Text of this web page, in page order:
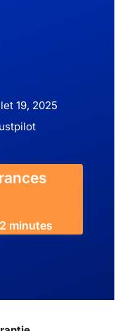
19, 2025
minutes